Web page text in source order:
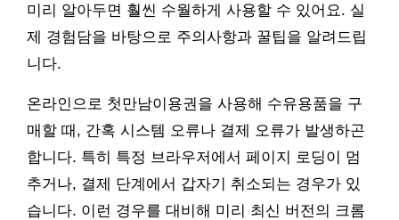
미리 알아두면 훨씬 수월하게 사용할 수 있어요. 실
제 경험담을 바탕으로 주의사항과 꿀팁을 알려드립
니다.
온라인으로 첫만남이용권을 사용해 수유용품을 구
매할 때, 간혹 시스템 오류나 결제 오류가 발생하곤
합니다. 특히 특정 브라우저에서 페이지 로딩이 멈
추거나, 결제 단계에서 갑자기 취소되는 경우가 있
습니다. 이런 경우를 대비해 미리 최신 버전의 크롬